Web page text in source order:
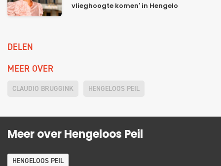
vlieghoogte komen' in Hengelo
DELEN
MEER OVER
CLAUDIO BRUGGINK HENGELOOS PEIL
Meer over Hengeloos Peil
HENGELOOS PEIL